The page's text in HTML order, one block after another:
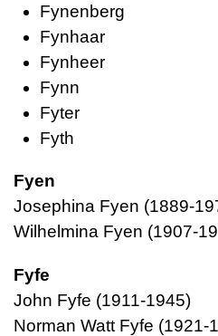
Fynenberg
Fynhaar
Fynheer
Fynn
Fyter
Fyth
Fyen
Josephina Fyen (1889-
Wilhelmina Fyen (1907-
Fyfe
John Fyfe (1911-1945)
Norman Watt Fyfe (1921-